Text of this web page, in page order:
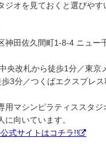
ジオを見ておくと選びやす
神田佐久間町1-8-4 ニュー
央改札から徒歩1分／東京
3分／つくばエクスプレス
用マシンピラティススタジ
向いています。
式サイトはコチラ!!